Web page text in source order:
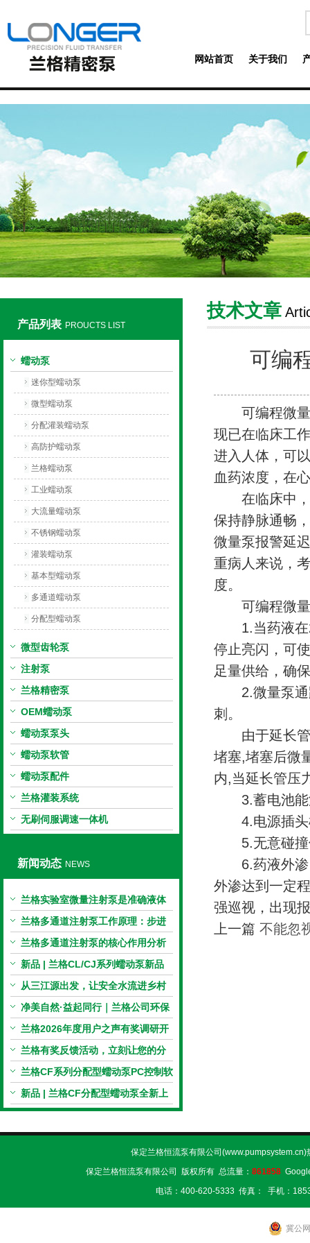
网站首页 关于我们
产品列表 PROUCTS LIST
蠕动泵
迷你型蠕动泵
微型蠕动泵
分配灌装蠕动泵
高防护蠕动泵
兰格蠕动泵
工业蠕动泵
大流量蠕动泵
不锈钢蠕动泵
灌装蠕动泵
基本型蠕动泵
多通道蠕动泵
分配型蠕动泵
微型齿轮泵
注射泵
兰格精密泵
OEM蠕动泵
蠕动泵泵头
蠕动泵软管
蠕动泵配件
兰格灌装系统
无刷伺服调速一体机
新闻动态 NEWS
兰格实验室微量注射泵是准确液体
输送的科学工具
兰格多通道注射泵工作原理：步进
电机与机械传动的协同
兰格多通道注射泵的核心作用分析
新品 | 兰格CL/CJ系列蠕动泵新品
上市，小巧机身，大有可为！
从三江源出发，让安全水流进乡村
校园 | 兰格×吾水高原公益行
净美自然·益起同行｜兰格公司环保
捡拾公益活动圆满举行
兰格2026年度用户之声有奖调研开
启，京东E卡免费送！
兰格有奖反馈活动，立刻让您的分
享变成惊喜！
兰格CF系列分配型蠕动泵PC控制软
件免费版发布！即日起，通过即可
下载！
新品 | 兰格CF分配型蠕动泵全新上
市，智控每一滴！
技术文章
可编
可编程微量
现已在临床工
进入人体，可
血药浓度，在
在临床中，
保持静脉通畅
微量泵报警延
重病人来说，
度。
可编程微量
1.当药液在
停止亮闪，可
足量供给，确
2.微量泵通
刺。
由于延长管
堵塞,堵塞后微
内,当延长管压
3.蓄电池能
4.电源插头
5.无意碰撞
6.药液外渗
外渗达到一定
强巡视，出现
上一篇 不能忽
保定兰格恒流泵有限公司(www.pumpsystem.cn)
保定兰格恒流泵有限公司 版权所有 总流量： 861858
电话：400-620-5333 传真： 手机：
冀公